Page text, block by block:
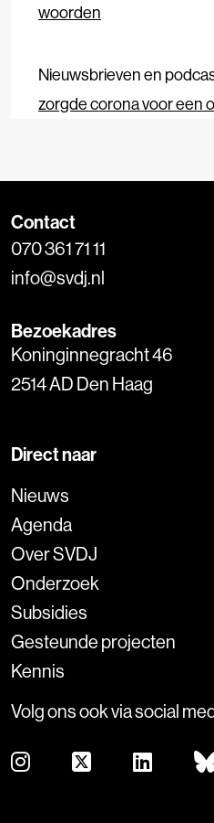
woorden
Nieuwsbrieven en
zorgde corona voor een
Contact
070 361 71 11
info@svdj.nl
Bezoekadres
Koninginnegracht 46
2514 AD Den Haag
Direct naar
Nieuws
Agenda
Over SVDJ
Onderzoek
Subsidies
Gesteunde projecten
Kennis
Volg ons ook via social